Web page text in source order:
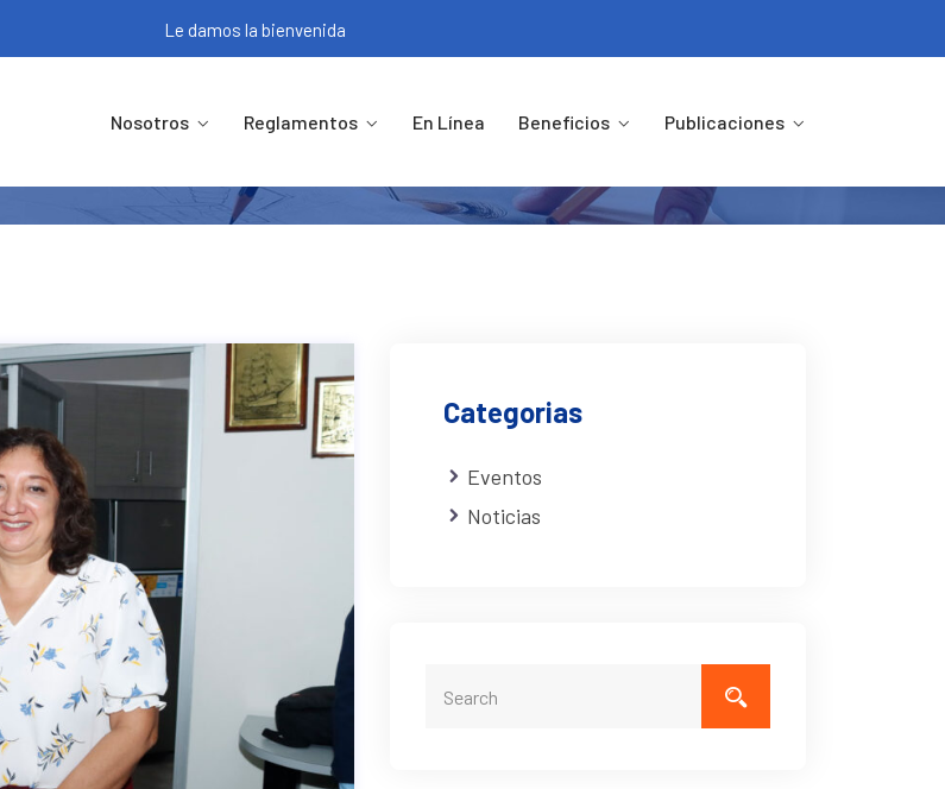
Le damos la bienvenida
Nosotros Reglamentos En Línea Beneficios Publicaciones
Inicio Categoría: Eventos
Categorias
Eventos
Noticias